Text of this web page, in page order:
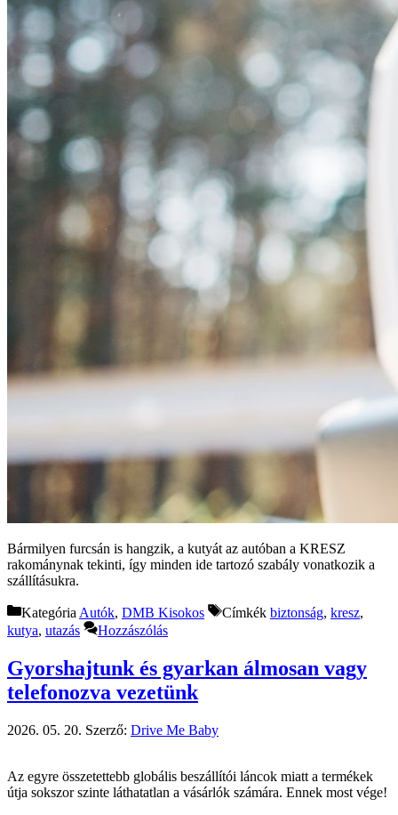
Bármilyen furcsán is hangzik, a kutyát az autóban a KRESZ
rakománynak tekinti, így minden ide tartozó szabály vonatkozik a
szállításukra.
Kategória Autók, DMB Kisokos Címkék biztonság, kresz,
kutya, utazás Hozzászólás
Gyorshajtunk és gyarkan álmosan vagy
telefonozva vezetünk
2026. 05. 20. Szerző: Drive Me Baby
Az egyre összetettebb globális beszállítói láncok miatt a termékek
útja sokszor szinte láthatatlan a vásárlók számára. Ennek most vége!